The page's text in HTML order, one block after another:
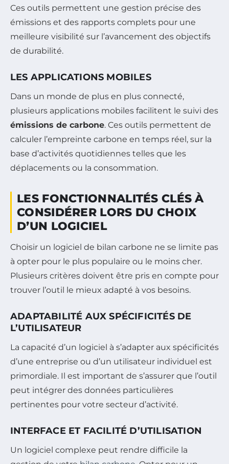
Ces outils permettent une gestion précise des
émissions et des rapports complets pour une
meilleure visibilité sur l’avancement des objectifs
de durabilité.
LES APPLICATIONS MOBILES
Dans un monde de plus en plus connecté,
plusieurs applications mobiles facilitent le suivi des
émissions de carbone. Ces outils permettent de
calculer l’empreinte carbone en temps réel, sur la
base d’activités quotidiennes telles que les
déplacements ou la consommation.
LES FONCTIONNALITÉS CLÉS À
CONSIDÉRER LORS DU CHOIX
D’UN LOGICIEL
Choisir un logiciel de bilan carbone ne se limite pas
à opter pour le plus populaire ou le moins cher.
Plusieurs critères doivent être pris en compte pour
trouver l’outil le mieux adapté à vos besoins.
ADAPTABILITÉ AUX SPÉCIFICITÉS DE
L’UTILISATEUR
La capacité d’un logiciel à s’adapter aux spécificités
d’une entreprise ou d’un utilisateur individuel est
primordiale. Il est important de s’assurer que l’outil
peut intégrer des données particulières
pertinentes pour votre secteur d’activité.
INTERFACE ET FACILITÉ D’UTILISATION
Un logiciel complexe peut rendre difficile la